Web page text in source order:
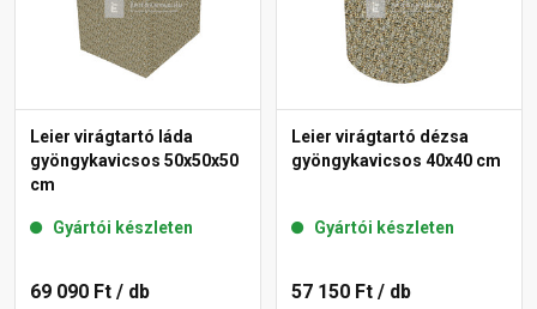
Leier virágtartó láda
gyöngykavicsos 50x50x50
cm
Gyártói készleten
69 090 Ft / db
Leier virágtartó dézsa
gyöngykavicsos 40x40 cm
Gyártói készleten
57 150 Ft / db